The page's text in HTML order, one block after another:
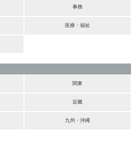
事務
医療・福祉
関東
近畿
九州・沖縄